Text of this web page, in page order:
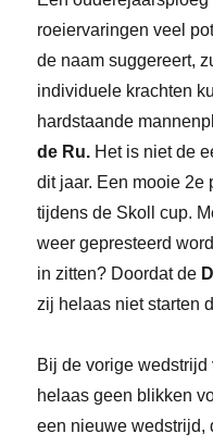
roeiervaringen veel
de naam suggereert,
individuele krachten
hardstaande
de Ru. Het is niet de
dit jaar. Een mooie 2e
tijdens de Skoll cup.
weer gepresteerd
in zitten? Doordat de
zij helaas niet starten
Bij de vorige
helaas geen blikken
een nieuwe wedstrijd,